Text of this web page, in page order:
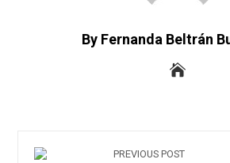
By Fernanda Beltrán
PREVIOUS POST